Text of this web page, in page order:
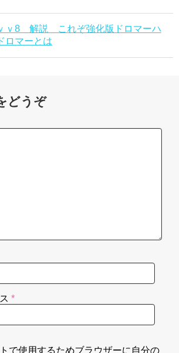
ｖ8 解説 これぞ強化版ドロマーハ
マーとは
どうぞ
*
で使用するためブラウザーに自分の